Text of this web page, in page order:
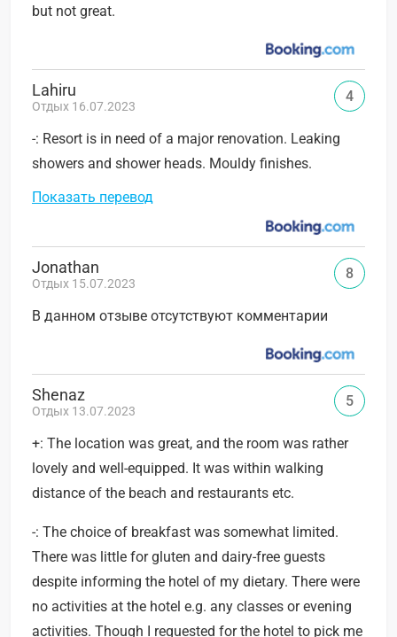
but not great.
Lahiru
Отдых 16.07.2023
-: Resort is in need of a major renovation. Leaking
showers and shower heads. Mouldy finishes.
Показать перевод
4
Jonathan
Отдых 15.07.2023
В данном отзыве отсутствуют комментарии
8
Shenaz
Отдых 13.07.2023
+: The location was great, and the room was rather
lovely and well-equipped. It was within walking
distance of the beach and restaurants etc.
-: The choice of breakfast was somewhat limited.
There was little for gluten and dairy-free guests
despite informing the hotel of my dietary. There were
no activities at the hotel e.g. any classes or evening
activities. Though I requested for the hotel to pick me
5